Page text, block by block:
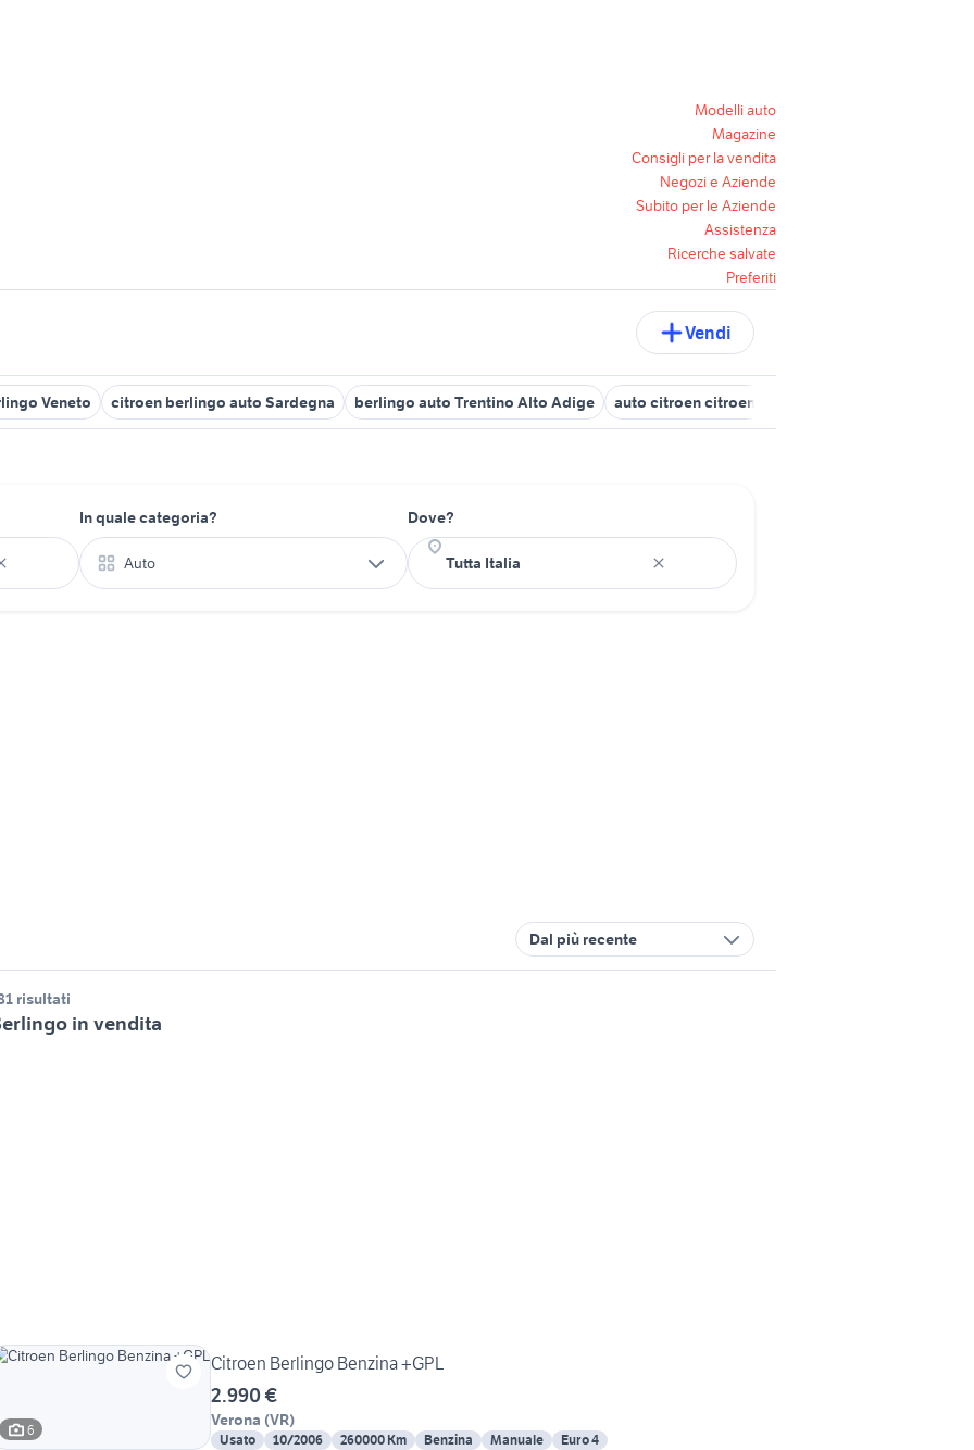
Modelli auto
Magazine
Consigli per la vendita
Negozi e Aziende
Subito per le Aziende
Assistenza
Ricerche salvate
Preferiti
Vendi
Veneto citroen berlingo auto Sardegna berlingo auto Trentino Alto Adige auto citroen citroen berlingo Toscana
In quale categoria?
Auto
Dove?
Dal più recente
risultati
in vendita
6
Citroen Berlingo Benzina +GPL
2.990 €
Verona (VR)
Usato 10/2006 260000 Km Benzina Manuale Euro 4